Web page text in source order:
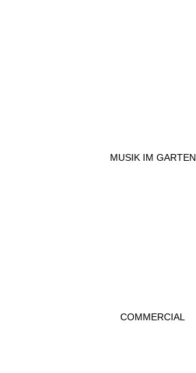
MUSIK IM GARTEN
COMMERCIAL